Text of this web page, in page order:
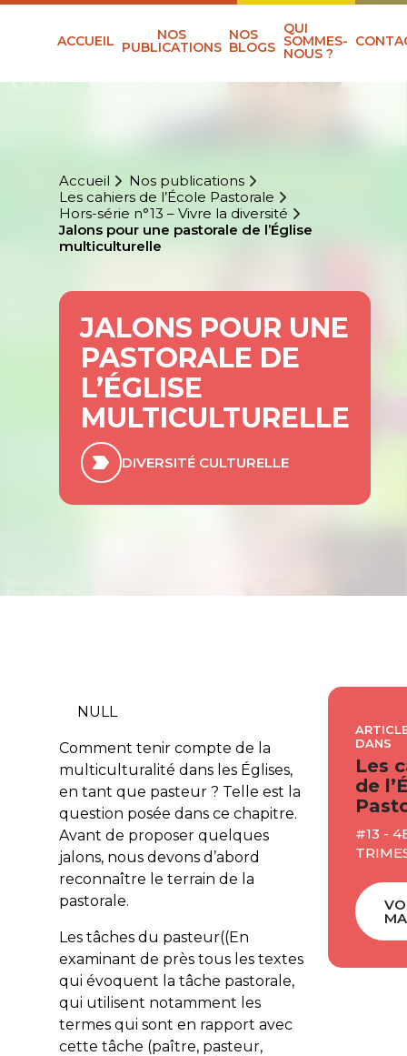
ACCUEIL NOS
PUBLICATIONS
NOS
BLOGS
QUI
SOMMES-
NOUS ?
Accueil
Nos publications
Les cahiers de l’École Pastorale
Hors-série n°13 – Vivre la diversité
Jalons pour une pastorale de l’Église
multiculturelle
JALONS POUR UNE
PASTORALE DE
L’ÉGLISE
MULTICULTURELLE
DIVERSITÉ CULTURELLE
NULL
Comment tenir compte de la
multiculturalité dans les Églises,
en tant que pasteur ? Telle est la
question posée dans ce chapitre.
Avant de proposer quelques
jalons, nous devons d’abord
reconnaître le terrain de la
pastorale.
Les tâches du pasteur((En
examinant de près tous les textes
qui évoquent la tâche pastorale,
qui utilisent notamment les
termes qui sont en rapport avec
cette tâche (paître, pasteur,
DANS
Les
de
#13 -